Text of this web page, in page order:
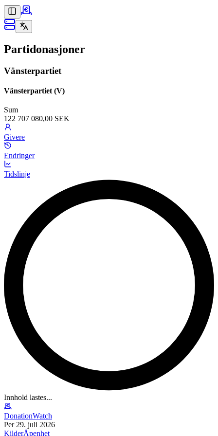
Partidonasjoner
Vänsterpartiet
Vänsterpartiet (V)
Sum
122 707 080,00 SEK
Givere
Endringer
Tidslinje
Innhold lastes...
DonationWatch
Per 29. juli 2026
KilderÅpenhet